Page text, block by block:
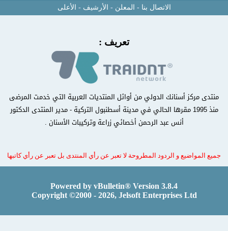
الاتصال بنا-المعلن-الأرشيف-الأعلى
تعريف :
منتدى مركز أسنانك الدولي من أوائل المنتديات العربية التي خدمت المرضى
منذ 1995 مقرها الحالي في مدينة أسطنبول التركية - مدير المنتدى الدكتور
أنس عبد الرحمن أخصائي زراعة وتركيبات الأسنان .
جميع المواضيع و الردود المطروحة لا تعبر عن رأي المنتدى بل تعبر عن رأي كاتبها
Powered by vBulletin® Version 3.8.4
Copyright ©2000 - 2026, Jelsoft Enterprises Ltd